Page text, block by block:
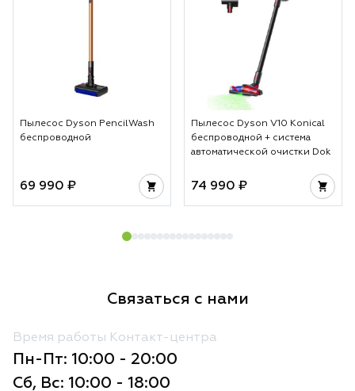
Пылесос Dyson PencilWash
беспроводной
69 990 ₽
Пылесос Dyson V10 Konical
беспроводной + система
автоматической очистки Dok
74 990 ₽
Связаться с нами
Время работы Контакт-центра
Пн-Пт: 10:00 - 20:00
Сб, Вс: 10:00 - 18:00